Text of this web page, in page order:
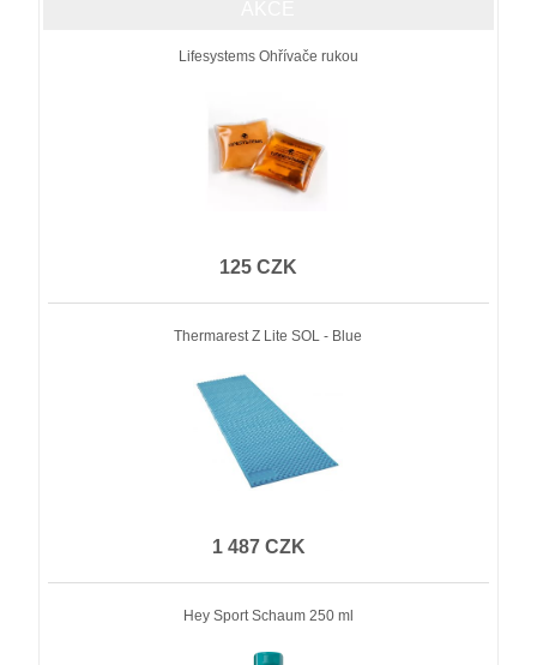
Lifesystems Ohřívače rukou
125 CZK
Thermarest Z Lite SOL - Blue
1 487 CZK
Hey Sport Schaum 250 ml